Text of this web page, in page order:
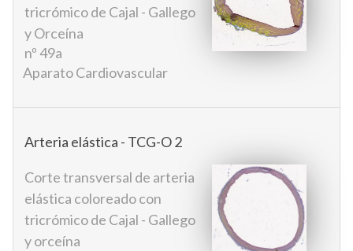
tricrómico de Cajal - Gallego
y Orceína
nº 49a
Aparato Cardiovascular
Arteria elástica - TCG-O 2
Corte transversal de arteria
elástica coloreado con
tricrómico de Cajal - Gallego
y orceína